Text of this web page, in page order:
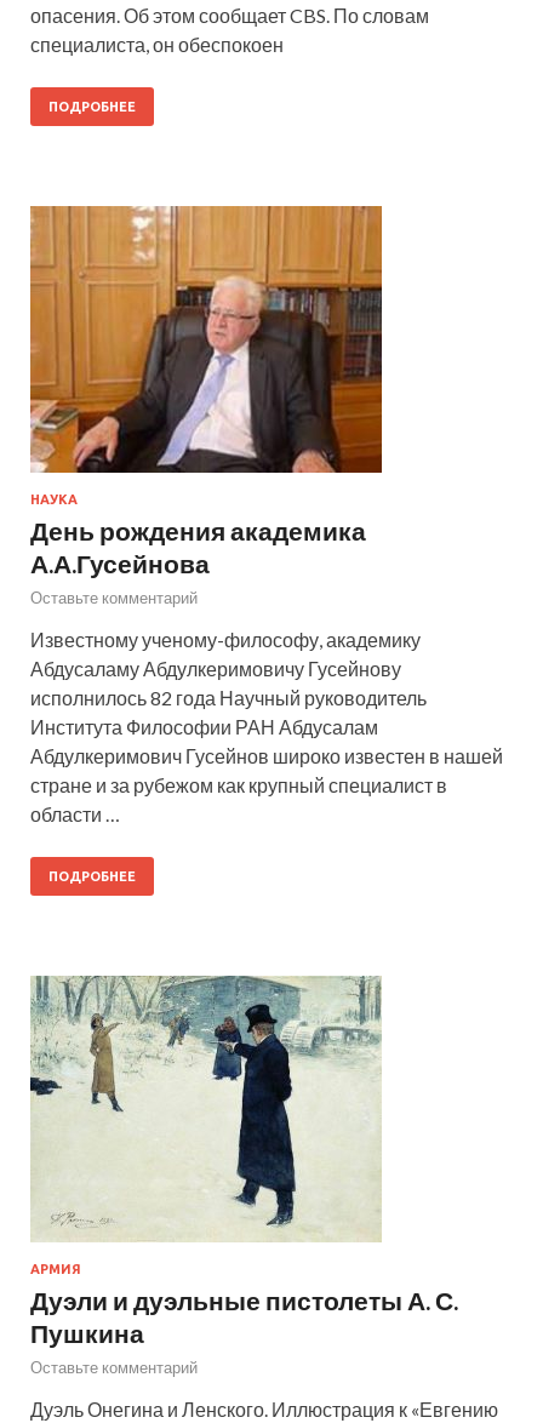
опасения. Об этом сообщает CBS. По словам
специалиста, он обеспокоен
ПОДРОБНЕЕ
НАУКА
День рождения академика
А.А.Гусейнова
Оставьте комментарий
Известному ученому-философу, академику
Абдусаламу Абдулкеримовичу Гусейнову
исполнилось 82 года Научный руководитель
Института Философии РАН Абдусалам
Абдулкеримович Гусейнов широко известен в нашей
стране и за рубежом как крупный специалист в
области …
ПОДРОБНЕЕ
АРМИЯ
Дуэли и дуэльные пистолеты А. С.
Пушкина
Оставьте комментарий
Дуэль Онегина и Ленского. Иллюстрация к «Евгению